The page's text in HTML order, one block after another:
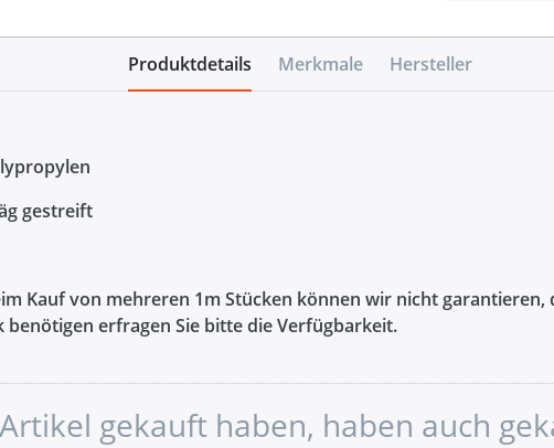
Produktdetails Merkmale Hersteller
gestreift
Kauf von mehreren 1m Stücken können wir nicht
benötigen erfragen Sie bitte die Verfügbarkeit.
gekauft haben, haben auch